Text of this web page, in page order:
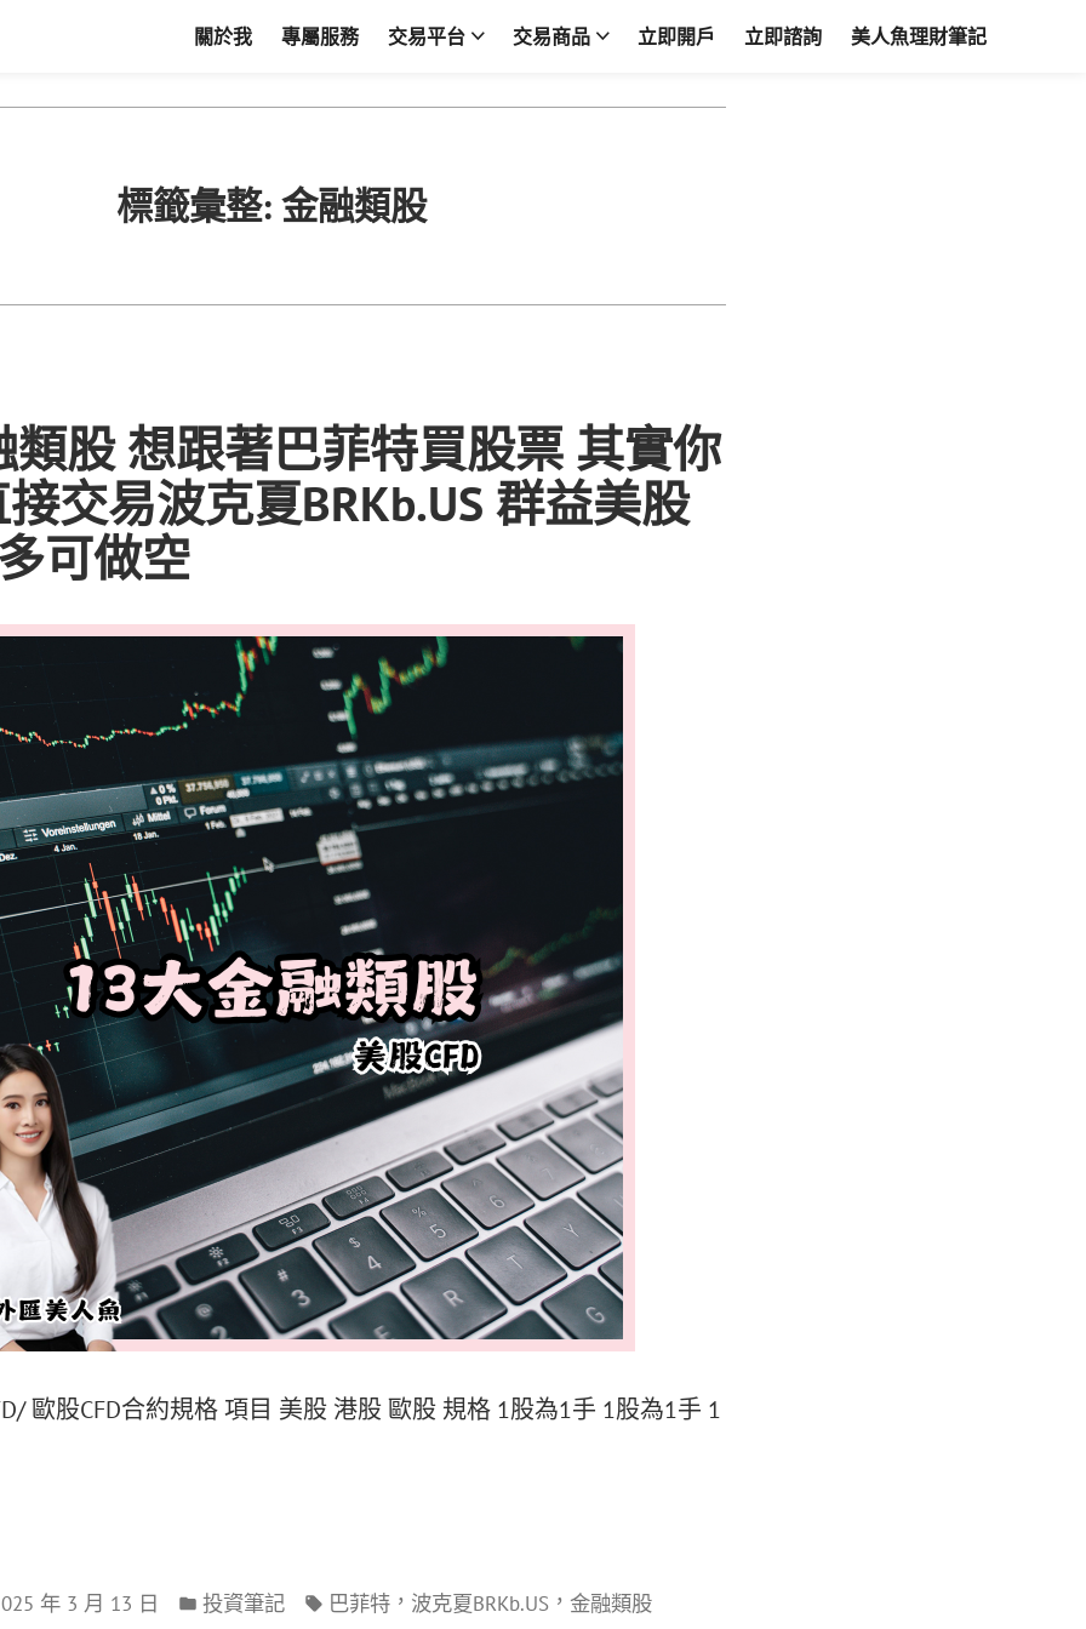
關於我 專屬服務 交易平台 交易商品 立即開戶 立即諮詢 美人魚理財筆記
標籤彙整: 金融類股
股 想跟著巴菲特買股票 其實你
交易波克夏BRKb.US 群益美股
可做空
歐股CFD合約規格 項目 美股 港股 歐股 規格 1股為1手 1股為1手 1
年 3 月 13 日 投資筆記 巴菲特 ， 波克夏BRKb.US ， 金融類股